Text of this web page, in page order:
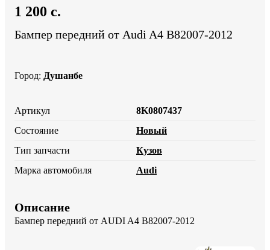
1 200 c.
Бампер передний от Audi A4 B82007-2012
Город: Душанбе
Артикул
8K0807437
Состояние
Новый
Тип запчасти
Кузов
Марка автомобиля
Audi
Описание
Бампер передний от AUDI A4 B82007-2012